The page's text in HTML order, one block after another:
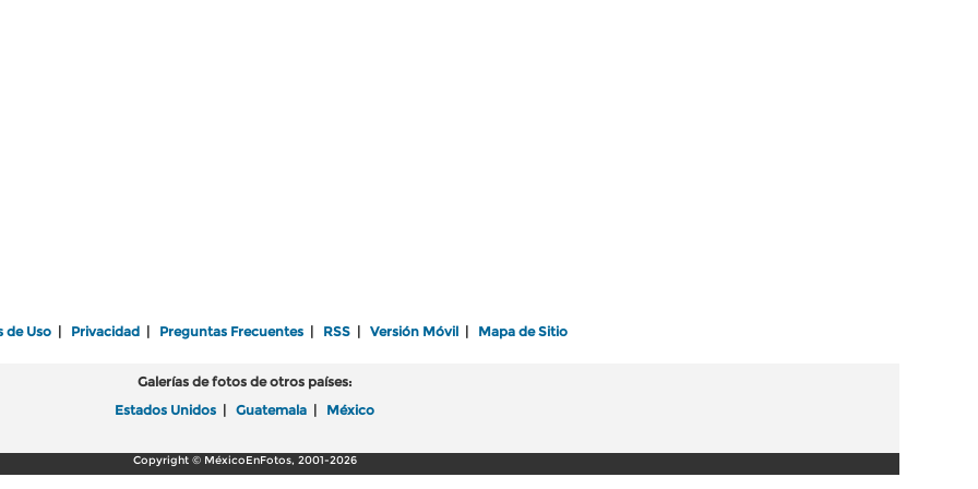
de Uso Privacidad Preguntas Frecuentes RSS Versión Móvil Mapa de Sitio
Galerías de fotos de otros países:
Estados Unidos
Guatemala México
Copyright © MéxicoEnFotos, 2001-2026